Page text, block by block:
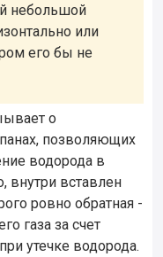
небольшой
или
его бы не
о
позволяющих
водорода в
вставлен
ровно обратная -
газа за счет
утечке водорода.